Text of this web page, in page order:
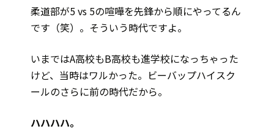
柔道部が5 vs 5の喧嘩を先鋒から順にやってるん
です（笑）。そういう時代ですよ。
いまではA高校もB高校も進学校になっちゃった
けど、当時はワルかった。ビーバップハイスク
ールのさらに前の時代だから。
――ハハハハ。